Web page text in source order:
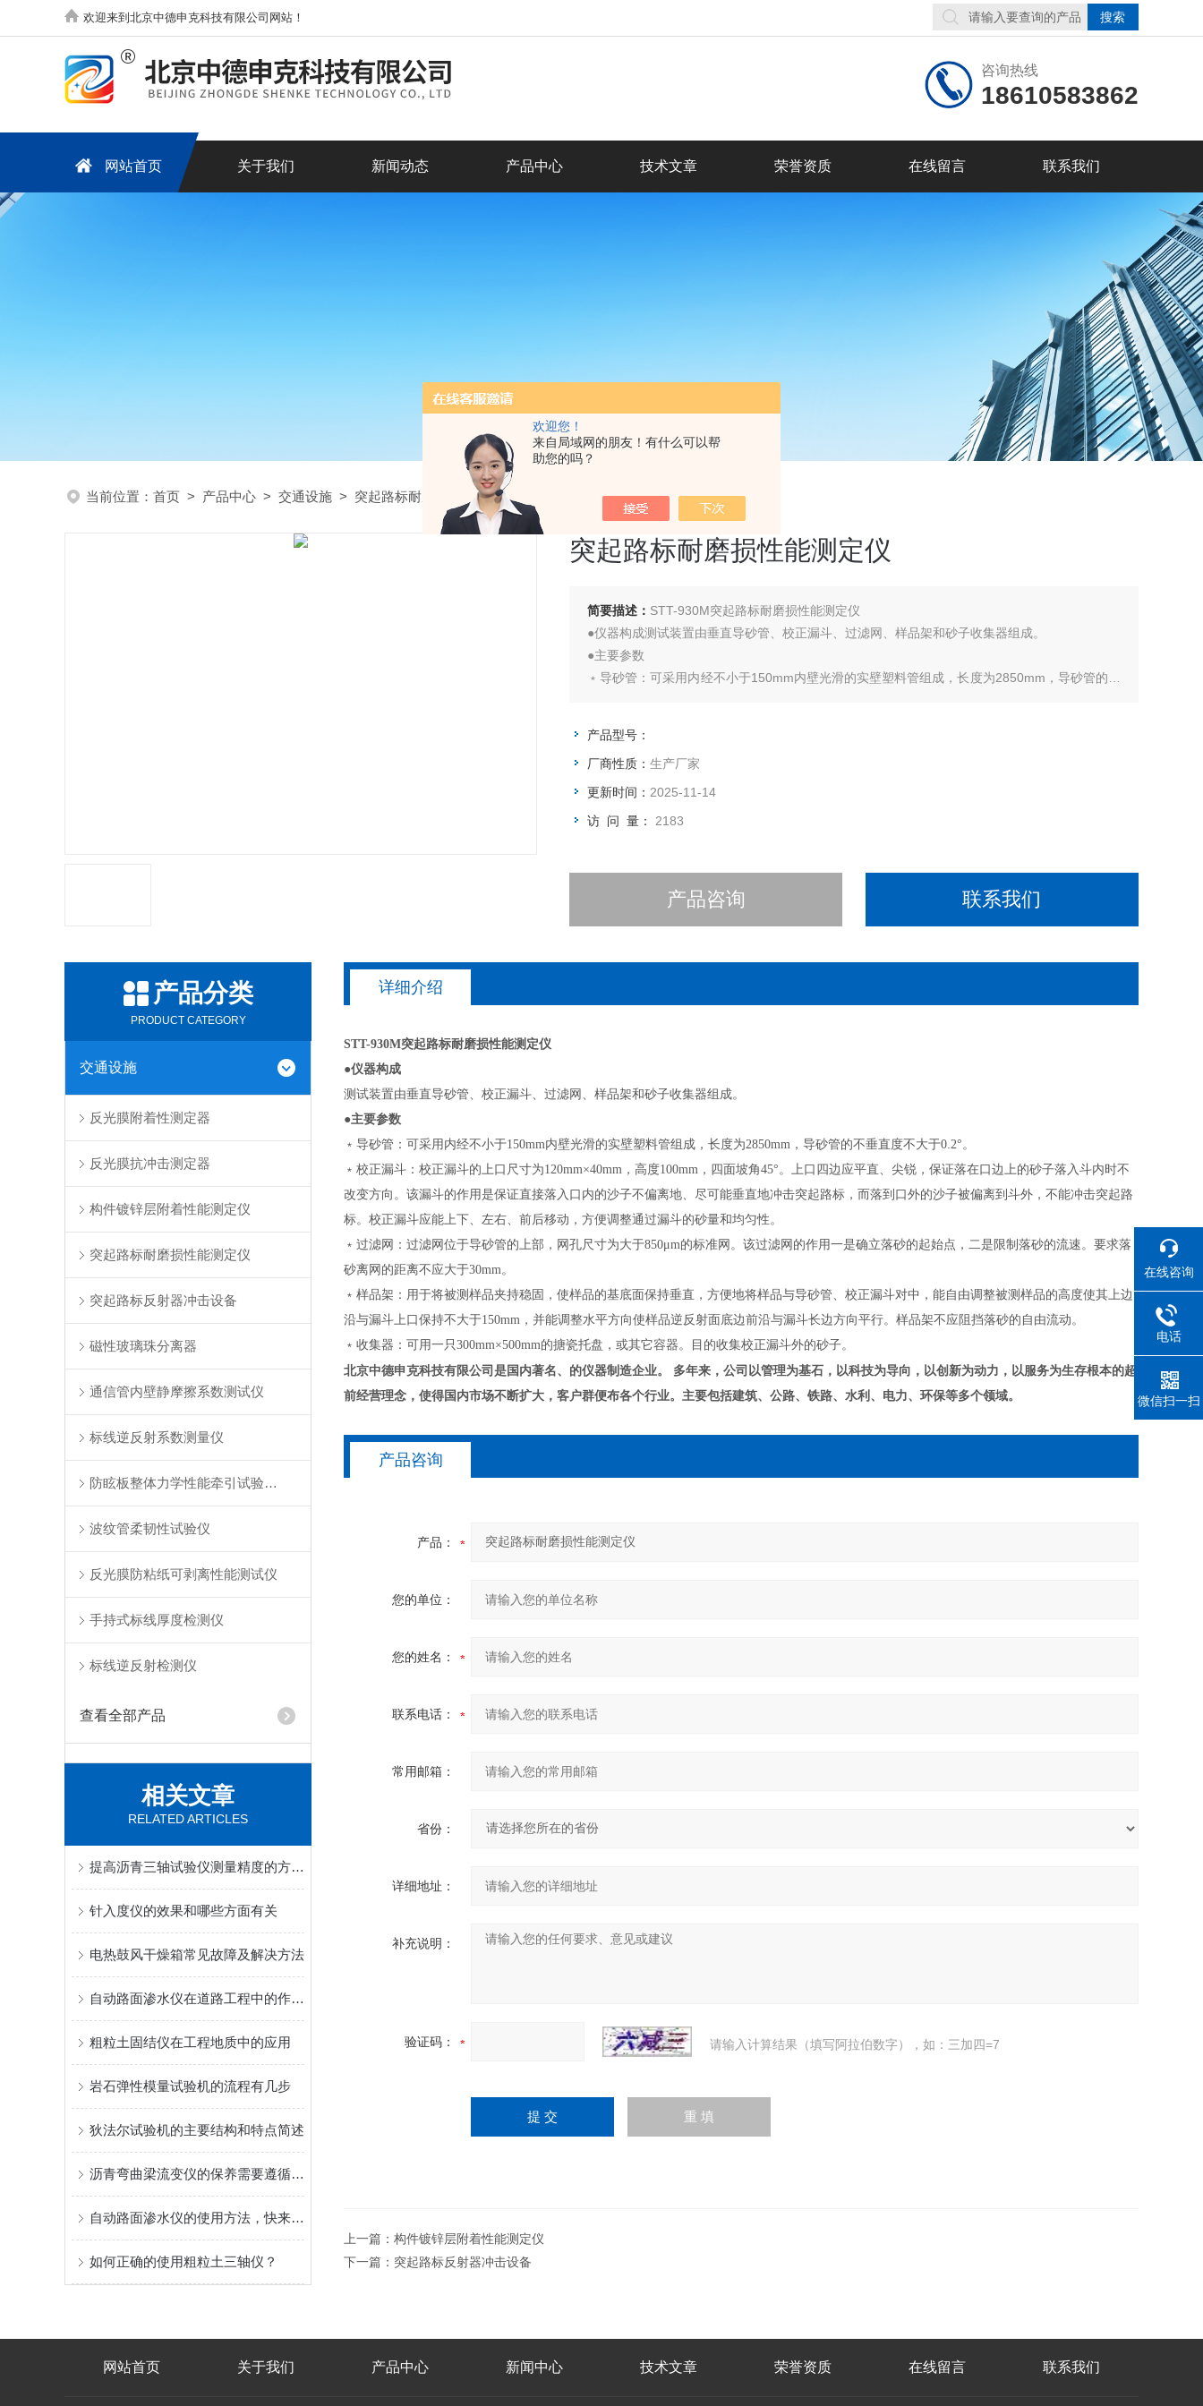
欢迎您！
来自局域网的朋友！有什么可以帮
助您的吗？
欢迎来到北京中德申克科技有限公司网站！
咨询热线
18610583862
网站首页 关于我们 新闻动态 产品中心 技术文章 荣誉资质 在线留言 联系我们
当前位置： 首页 > 产品中心 > 交通设施 > 突起路标耐磨损性能测定仪 突起路标耐磨损性能测定仪
突起路标耐磨损性能测定仪
简要描述： STT-930M突起路标耐磨损性能测定仪
●仪器构成测试装置由垂直导砂管、校正漏斗、过滤网、样品架和砂子收集器组成。
●主要参数
﹡导砂管：可采用内经不小于150mm内壁光滑的实壁塑料管组成，长度为2850mm，导砂管的不
产品型号：
厂商性质： 生产厂家
更新时间： 2025-11-14
访 问 量： 2183
产品咨询 联系我们
产品分类
PRODUCT CATEGORY
交通设施
反光膜附着性测定器
反光膜抗冲击测定器
构件镀锌层附着性能测定仪
突起路标耐磨损性能测定仪
突起路标反射器冲击设备
磁性玻璃珠分离器
通信管内壁静摩擦系数测试仪
标线逆反射系数测量仪
防眩板整体力学性能牵引试验装置
波纹管柔韧性试验仪
反光膜防粘纸可剥离性能测试仪
手持式标线厚度检测仪
标线逆反射检测仪
查看全部产品
相关文章
RELATED ARTICLES
提高沥青三轴试验仪测量精度的方法探索
针入度仪的效果和哪些方面有关
电热鼓风干燥箱常见故障及解决方法
自动路面渗水仪在道路工程中的作用与意义
粗粒土固结仪在工程地质中的应用
岩石弹性模量试验机的流程有几步
狄法尔试验机的主要结构和特点简述
沥青弯曲梁流变仪的保养需要遵循以下的原则
自动路面渗水仪的使用方法，快来学习下吧
如何正确的使用粗粒土三轴仪？
详细介绍
STT-930M突起路标耐磨损性能测定仪
●仪器构成
测试装置由垂直导砂管、校正漏斗、过滤网、样品架和砂子收集器组成。
●主要参数
﹡导砂管：可采用内经不小于150mm内壁光滑的实壁塑料管组成，长度为2850mm，导砂管的不垂直度不大于0.2°。
﹡校正漏斗：校正漏斗的上口尺寸为120mm×40mm，高度100mm，四面坡角45°。上口四边应平直、尖锐，保证落在口边上的砂子落入斗内时不
改变方向。该漏斗的作用是保证直接落入口内的沙子不偏离地、尽可能垂直地冲击突起路标，而落到口外的沙子被偏离到斗外，不能冲击突起路
标。校正漏斗应能上下、左右、前后移动，方便调整通过漏斗的砂量和均匀性。
﹡过滤网：过滤网位于导砂管的上部，网孔尺寸为大于850μm的标准网。该过滤网的作用一是确立落砂的起始点，二是限制落砂的流速。要求落
砂离网的距离不应大于30mm。
﹡样品架：用于将被测样品夹持稳固，使样品的基底面保持垂直，方便地将样品与导砂管、校正漏斗对中，能自由调整被测样品的高度使其上边
沿与漏斗上口保持不大于150mm，并能调整水平方向使样品逆反射面底边前沿与漏斗长边方向平行。样品架不应阻挡落砂的自由流动。
﹡收集器：可用一只300mm×500mm的搪瓷托盘，或其它容器。目的收集校正漏斗外的砂子。
北京中德申克科技有限公司是国内著名、的仪器制造企业。
多年来，公司以管理为基石，以科技为导向，以创新为动力，以服务为生存根本的超
前经营理念，使得国内市场不断扩大，客户群便布各个行业。主要包括建筑、公路、铁路、水利、电力、环保等多个领域。
产品咨询
产品：
您的单位：
您的姓名：
联系电话：
常用邮箱：
省份：
详细地址：
补充说明：
验证码： 请输入计算结果（填写阿拉伯数字），如：三加四=7
上一篇： 构件镀锌层附着性能测定仪
下一篇： 突起路标反射器冲击设备
网站首页 关于我们 产品中心 新闻中心 技术文章 荣誉资质 在线留言 联系我们
在线咨询
电话
微信扫一扫